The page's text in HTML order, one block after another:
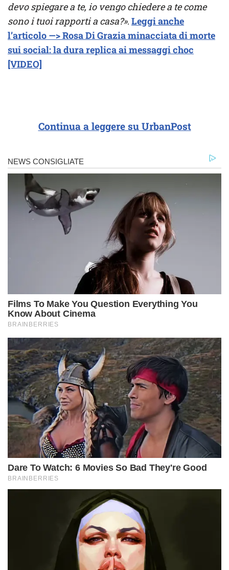
devo spiegare a te, io vengo chiedere a te come
sono i tuoi rapporti a casa?». Leggi anche
l’articolo —> Rosa Di Grazia minacciata di morte
sui social: la dura replica ai messaggi choc
[VIDEO]
Continua a leggere su UrbanPost